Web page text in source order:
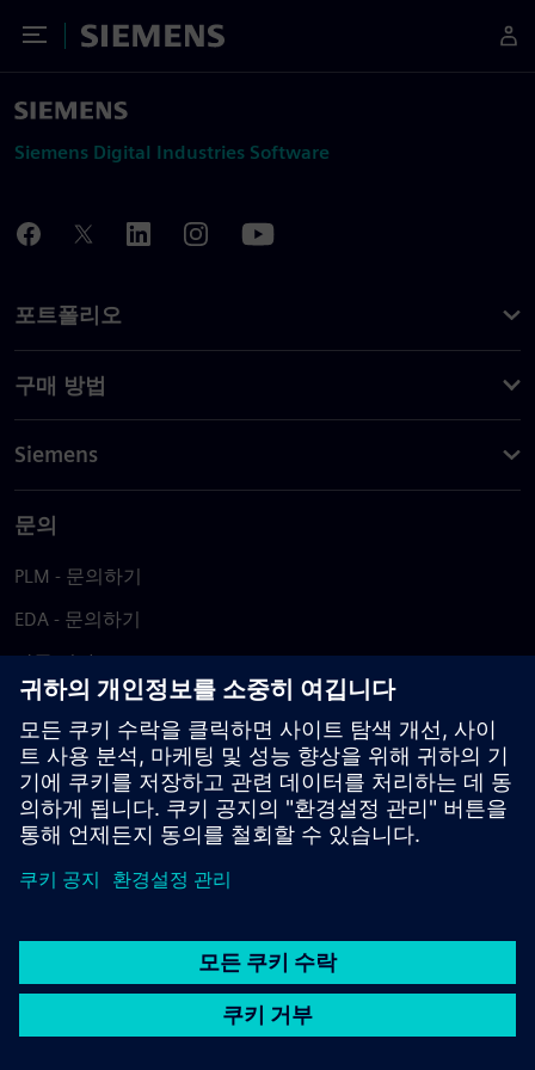
Toggle Menu
Siemens
Siemens Digital Industries Software
포트폴리오
구매 방법
Siemens
문의
PLM - 문의하기
EDA - 문의하기
각국 지사
지원 센터
피드백 제공
저작권침해 보고
© Siemens
2026
고발